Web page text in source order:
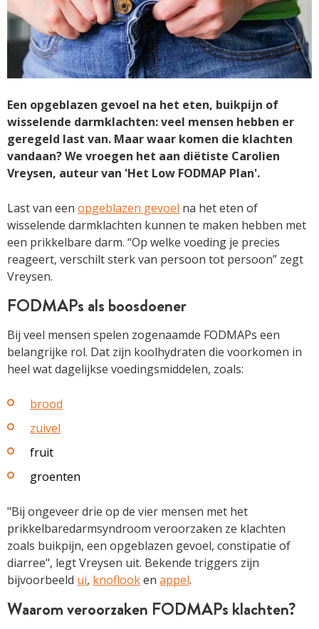
Een opgeblazen gevoel na het eten, buikpijn of
wisselende darmklachten: veel mensen hebben er
geregeld last van. Maar waar komen die klachten
vandaan? We vroegen het aan diëtiste Carolien
Vreysen, auteur van 'Het Low FODMAP Plan'.
Last van een opgeblazen gevoel na het eten of
wisselende darmklachten kunnen te maken hebben met
een prikkelbare darm. “Op welke voeding je precies
reageert, verschilt sterk van persoon tot persoon” zegt
Vreysen.
FODMAPs als boosdoener
Bij veel mensen spelen zogenaamde FODMAPs een
belangrijke rol. Dat zijn koolhydraten die voorkomen in
heel wat dagelijkse voedingsmiddelen, zoals:
brood
zuivel
fruit
groenten
"Bij ongeveer drie op de vier mensen met het
prikkelbaredarmsyndroom veroorzaken ze klachten
zoals buikpijn, een opgeblazen gevoel, constipatie of
diarree", legt Vreysen uit. Bekende triggers zijn
bijvoorbeeld ui, knoflooken appel.
Waarom veroorzaken FODMAPs klachten?